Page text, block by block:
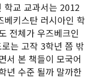
학교 교과서는 2012
베키스탄 러시아인 학
전체가 우즈베크인
는 고작 3학년 쯤 밖
서 본 책들이 모국어
년 수준 될까 말까한